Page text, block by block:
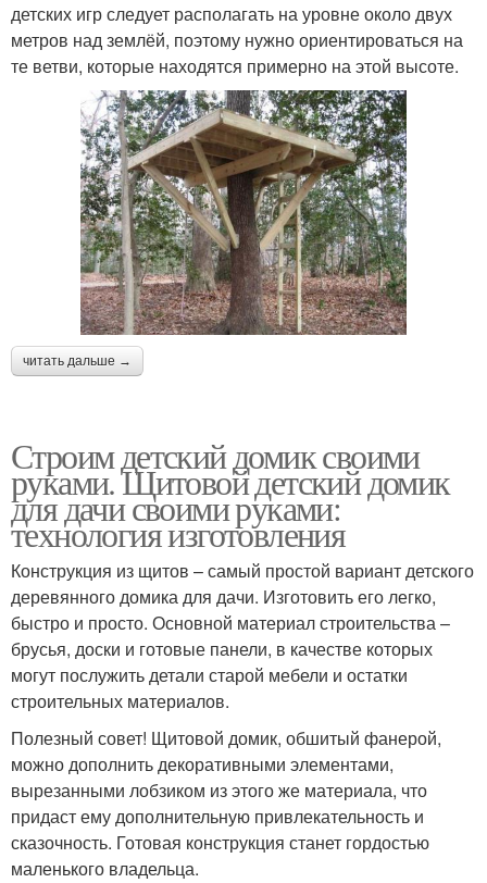
детских игр следует располагать на уровне около двух
метров над землёй, поэтому нужно ориентироваться на
те ветви, которые находятся примерно на этой высоте.
читать дальше →
Строим детский домик своими
руками. Щитовой детский домик
для дачи своими руками:
технология изготовления
Конструкция из щитов – самый простой вариант детского
деревянного домика для дачи. Изготовить его легко,
быстро и просто. Основной материал строительства –
брусья, доски и готовые панели, в качестве которых
могут послужить детали старой мебели и остатки
строительных материалов.
Полезный совет! Щитовой домик, обшитый фанерой,
можно дополнить декоративными элементами,
вырезанными лобзиком из этого же материала, что
придаст ему дополнительную привлекательность и
сказочность. Готовая конструкция станет гордостью
маленького владельца.